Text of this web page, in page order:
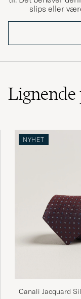
slips eller
Lignende
NYHET
Canali Jacquard